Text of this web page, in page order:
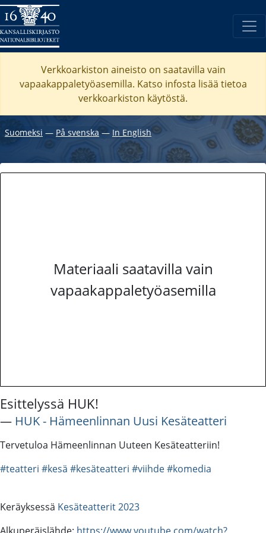
Verkkoarkiston aineisto on saatavilla vain
vapaakappaletyöasemilla. Katso infosta lisää tietoa
verkkoarkiston käytöstä.
Suomeksi ― På svenska― In English
Materiaali saatavilla vain
vapaakappaletyöasemilla
Esittelyssä HUK!
― HUK - Hämeenlinnan Uusi Kesäteatteri
Tervetuloa Hämeenlinnan Uuteen Kesäteatteriin!
#teatteri #kesä #kesäteatteri #viihde#komedia
Keräyksessä Kesäteatterit 2023